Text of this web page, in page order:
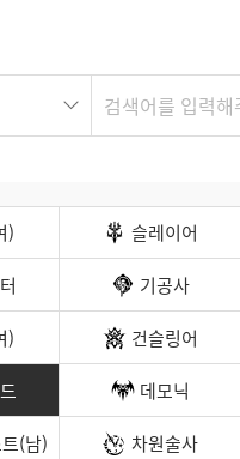
) 슬레이어
기공사
)
건슬링어
데모닉
(남)
차원술사